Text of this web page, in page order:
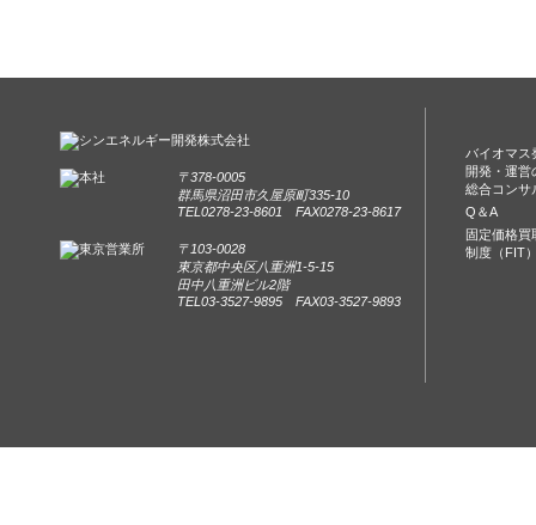
〒378-0005
群馬県沼田市久屋原町335-10
TEL0278-23-8601 FAX0278-23-8617
〒103-0028
東京都中央区八重洲1-5-15
田中八重洲ビル2階
TEL03-3527-9895 FAX03-3527-9893
バイオマス
開発・運営
総合コンサ
Q＆A
固定価格買
制度（FIT